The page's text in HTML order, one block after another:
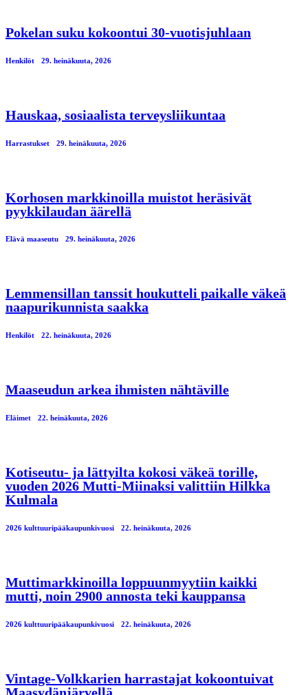
Pokelan suku kokoontui 30-vuotisjuhlaan
Henkilöt 29. heinäkuuta, 2026
Hauskaa, sosiaalista terveysliikuntaa
Harrastukset 29. heinäkuuta, 2026
Korhosen markkinoilla muistot heräsivät
pyykkilaudan äärellä
Elävä maaseutu 29. heinäkuuta, 2026
Lemmensillan tanssit houkutteli paikalle väkeä
naapurikunnista saakka
Henkilöt 22. heinäkuuta, 2026
Maaseudun arkea ihmisten nähtäville
Eläimet 22. heinäkuuta, 2026
Kotiseutu- ja lättyilta kokosi väkeä torille,
vuoden 2026 Mutti-Miinaksi valittiin Hilkka
Kulmala
2026 kulttuuripääkaupunkivuosi 22. heinäkuuta, 2026
Muttimarkkinoilla loppuunmyytiin kaikki
mutti, noin 2900 annosta teki kauppansa
2026 kulttuuripääkaupunkivuosi 22. heinäkuuta, 2026
Vintage-Volkkarien harrastajat kokoontuivat